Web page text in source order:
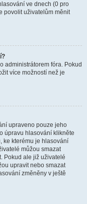
ve dnech (0 pro
povolit uživatelům měnit
administrátorem fóra. Pokud
více možností než je
upraveno pouze jeho
úpravu hlasování klikněte
ke kterému je hlasování
můžou smazat
Pokud ale již uživatelé
upravit nebo smazat
změněny v ještě